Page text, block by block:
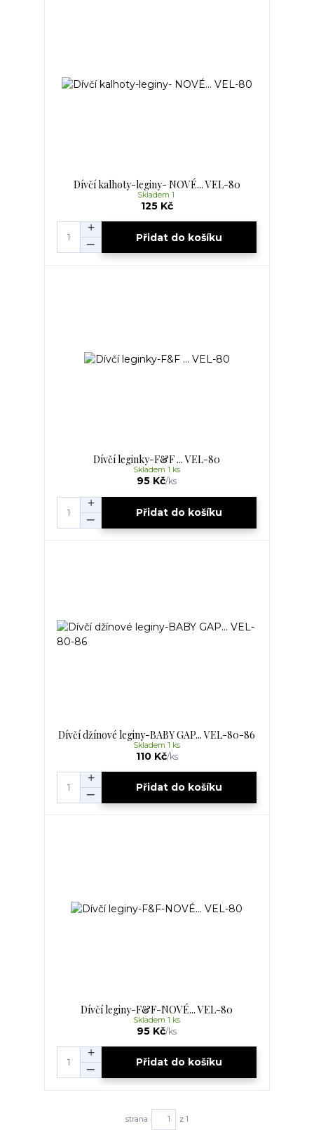
Dívčí kalhoty-leginy- NOVÉ... VEL-80
125 Kč
Skladem 1
Přidat do košíku
Dívčí leginky-F&F ... VEL-80
95 Kč/ks
Skladem 1 ks
Přidat do košíku
Dívčí džínové leginy-BABY GAP... VEL-80-86
110 Kč/ks
Skladem 1 ks
Přidat do košíku
Dívčí leginy-F&F-NOVÉ... VEL-80
95 Kč/ks
Skladem 1 ks
Přidat do košíku
strana z 1